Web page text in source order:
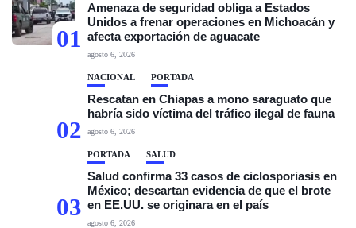
01
Amenaza de seguridad obliga a Estados
Unidos a frenar operaciones en Michoacán y
afecta exportación de aguacate
agosto 6, 2026
02
NACIONAL PORTADA
Rescatan en Chiapas a mono saraguato que
habría sido víctima del tráfico ilegal de fauna
agosto 6, 2026
03
PORTADA SALUD
Salud confirma 33 casos de ciclosporiasis en
México; descartan evidencia de que el brote
en EE.UU. se originara en el país
agosto 6, 2026